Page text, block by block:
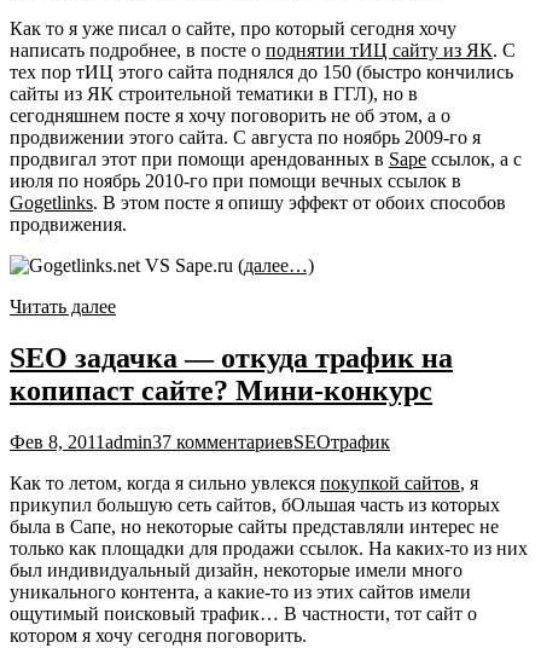
Как то я уже писал о сайте, про который сегодня хочу
написать подробнее, в посте о поднятии тИЦ сайту из ЯК. С
тех пор тИЦ этого сайта поднялся до 150 (быстро кончились
сайты из ЯК строительной тематики в ГГЛ), но в
сегодняшнем посте я хочу поговорить не об этом, а о
продвижении этого сайта. С августа по ноябрь 2009-го я
продвигал этот при помощи арендованных в Sape ссылок, а с
июля по ноябрь 2010-го при помощи вечных ссылок в
Gogetlinks. В этом посте я опишу эффект от обоих способов
продвижения.
(далее…)
Читать далее
SEO задачка — откуда трафик на
копипаст сайте? Мини-конкурс
Фев 8, 2011admin37 комментариевSEOтрафик
Как то летом, когда я сильно увлекся покупкой сайтов, я
прикупил большую сеть сайтов, бОльшая часть из которых
была в Сапе, но некоторые сайты представляли интерес не
только как площадки для продажи ссылок. На каких-то из них
был индивидуальный дизайн, некоторые имели много
уникального контента, а какие-то из этих сайтов имели
ощутимый поисковый трафик… В частности, тот сайт о
котором я хочу сегодня поговорить.